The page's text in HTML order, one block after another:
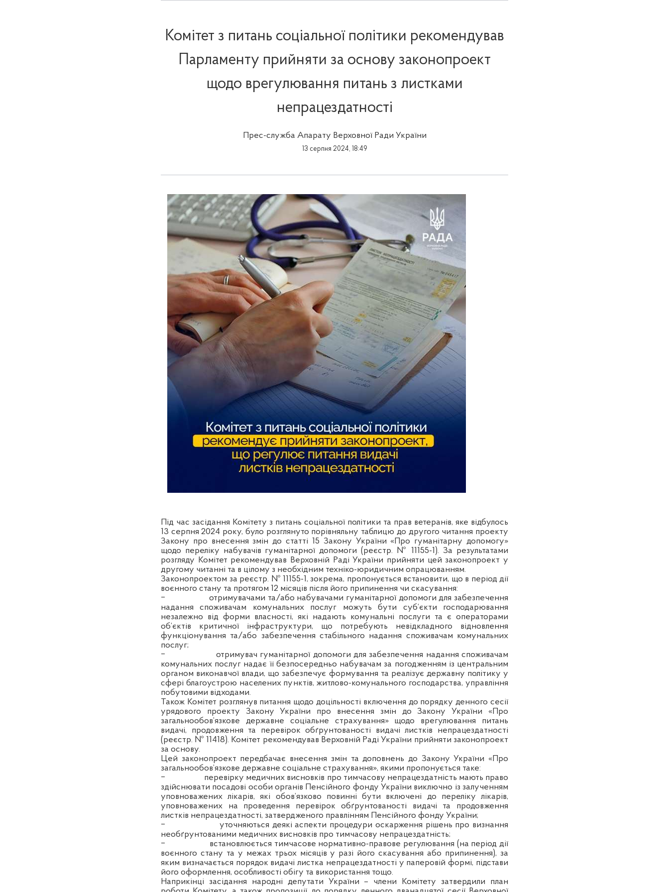
Комітет з питань соціальної політики рекомендував
Парламенту прийняти за основу законопроект
щодо врегулювання питань з листками
непрацездатності
Прес-служба Апарату Верховної Ради України
13 серпня 2024, 18:49
Під час засідання Комітету з питань соціальної політики та прав ветеранів, яке відбулось
13 серпня 2024 року, було розглянуто порівняльну таблицю до другого читання проекту
Закону про внесення змін до статті 15 Закону України «Про гуманітарну допомогу»
щодо переліку набувачів гуманітарної допомоги (реєстр. № 11155-1). За результатами
розгляду Комітет рекомендував Верховній Раді України прийняти цей законопроект у
другому читанні та в цілому з необхідним техніко-юридичним опрацюванням.
Законопроектом за реєстр. № 11155-1, зокрема, пропонується встановити, що в період дії
воєнного стану та протягом 12 місяців після його припинення чи скасування:
‒
отримувачами та/або набувачами гуманітарної допомоги для забезпечення
надання споживачам комунальних послуг можуть бути суб’єкти господарювання
незалежно від форми власності, які надають комунальні послуги та є операторами
об’єктів критичної інфраструктури, що потребують невідкладного відновлення
функціонування та/або забезпечення стабільного надання споживачам комунальних
послуг;
‒
отримувач гуманітарної допомоги для забезпечення надання споживачам
комунальних послуг надає її безпосередньо набувачам за погодженням із центральним
органом виконавчої влади, що забезпечує формування та реалізує державну політику у
сфері благоустрою населених пунктів, житлово-комунального господарства, управління
побутовими відходами.
Також Комітет розглянув питання щодо доцільності включення до порядку денного сесії
урядового проекту Закону України про внесення змін до Закону України «Про
загальнообов’язкове державне соціальне страхування» щодо врегулювання питань
видачі, продовження та перевірок обґрунтованості видачі листків непрацездатності
(реєстр. № 11418). Комітет рекомендував Верховній Раді України прийняти законопроект
за основу.
Цей законопроект передбачає внесення змін та доповнень до Закону України «Про
загальнообов’язкове державне соціальне страхування», якими пропонується таке:
‒
перевірку медичних висновків про тимчасову непрацездатність мають право
здійснювати посадові особи органів Пенсійного фонду України виключно із залученням
уповноважених лікарів, які обов’язково повинні бути включені до переліку лікарів,
уповноважених на проведення перевірок обґрунтованості видачі та продовження
листків непрацездатності, затвердженого правлінням Пенсійного фонду України;
‒
уточняються деякі аспекти процедури оскарження рішень про визнання
необґрунтованими медичних висновків про тимчасову непрацездатність;
‒
встановлюється тимчасове нормативно-правове регулювання (на період дії
воєнного стану та у межах трьох місяців у разі його скасування або припинення), за
яким визначається порядок видачі листка непрацездатності у паперовій формі, підстави
його оформлення, особливості обігу та використання тощо.
Наприкінці засідання народні депутати України – члени Комітету затвердили план